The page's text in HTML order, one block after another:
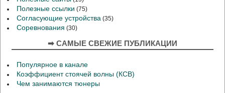
Полезные ссылки (75)
Согласующие устройства (35)
Соревнования (30)
➡ САМЫЕ СВЕЖИЕ ПУБЛИКАЦИИ
Популярное в канале
Коэффициент стоячей волны (КСВ)
Чем занимаются тюнеры